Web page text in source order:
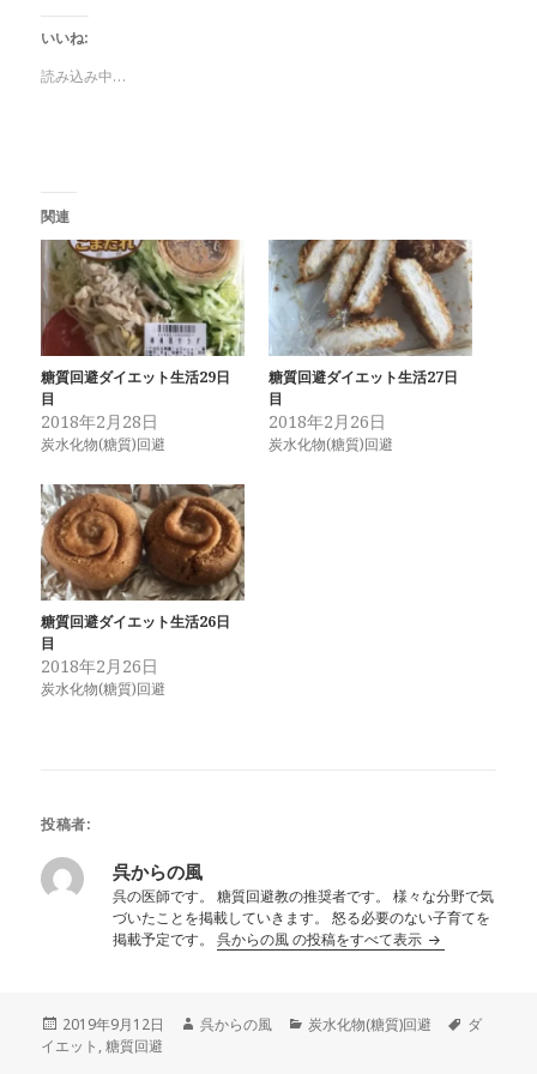
いいね:
読み込み中…
関連
糖質回避ダイエット生活29日
目
2018年2月28日
炭水化物(糖質)回避
糖質回避ダイエット生活27日
目
2018年2月26日
炭水化物(糖質)回避
糖質回避ダイエット生活26日
目
2018年2月26日
炭水化物(糖質)回避
投稿者:
呉からの風
呉の医師です。 糖質回避教の推奨者です。 様々な分野で気
づいたことを掲載していきます。 怒る必要のない子育てを
掲載予定です。呉からの風 の投稿をすべて表示
投
稿
2019年9月12日
作
呉からの風
カ
炭水化物(糖質)回避
タ
ダ
イエット ,糖質回避